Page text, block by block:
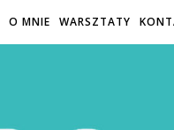
O MNIE WARSZTATY